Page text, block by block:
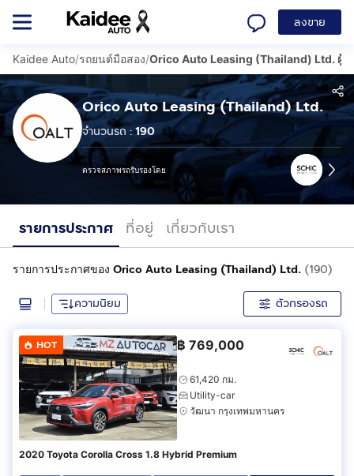
ลงขาย
Kaidee Auto/รถยนต์มือสอง/Orico Auto Leasing (Thailand) Ltd. ผู้
Orico Auto Leasing (Thailand) Ltd.
จำนวนรถ :190
ตรวจสภาพรถรับรองโดย
รายการประกาศ ที่อยู่ เกี่ยวกับเรา
รายการประกาศของ Orico Auto Leasing (Thailand) Ltd. (190)
ความนิยม ตัวกรองรถ
HOT ฿ 769,000
61,420 กม.
Utility-car
วัฒนา กรุงเทพมหานคร
2020 Toyota Corolla Cross 1.8 Hybrid Premium